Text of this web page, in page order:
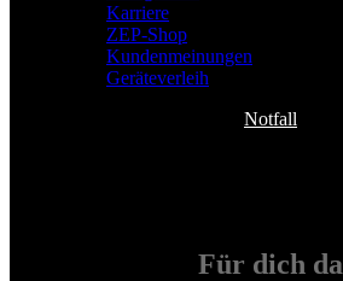
Karriere
ZEP-Shop
Kundenmeinungen
Geräteverleih
Notfall
Für dich da